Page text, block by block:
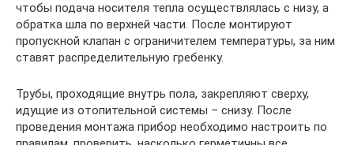
чтобы подача носителя тепла осуществлялась с низу, а
обратка шла по верхней части. После монтируют
пропускной клапан с ограничителем температуры, за ним
ставят распределительную гребенку.
Трубы, проходящие внутрь пола, закрепляют сверху,
идущие из отопительной системы – снизу. После
проведения монтажа прибор необходимо настроить по